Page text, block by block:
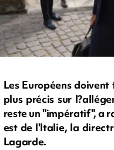
Les Européens
plus précis sur
reste un "impératif", a
est de l'Italie, la
Lagarde.